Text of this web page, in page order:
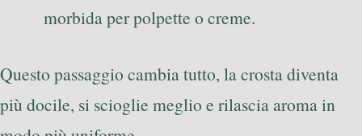
morbida per polpette o creme.
Questo passaggio cambia tutto, la crosta diventa
più docile, si scioglie meglio e rilascia aroma in